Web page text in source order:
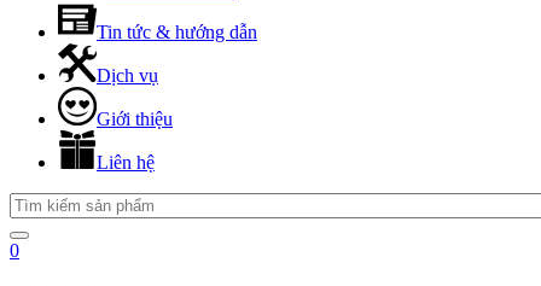
Tin tức & hướng dẫn
Dịch vụ
Giới thiệu
Liên hệ
0